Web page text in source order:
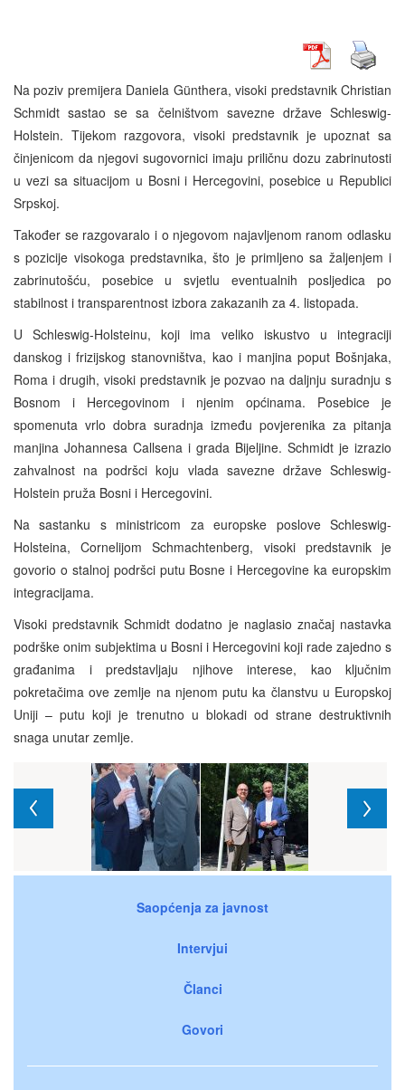
Na poziv premijera Daniela Günthera, visoki predstavnik Christian
Schmidt sastao se sa čelništvom savezne države Schleswig-
Holstein. Tijekom razgovora, visoki predstavnik je upoznat sa
činjenicom da njegovi sugovornici imaju priličnu dozu zabrinutosti
u vezi sa situacijom u Bosni i Hercegovini, posebice u Republici
Srpskoj.
Također se razgovaralo i o njegovom najavljenom ranom odlasku
s pozicije visokoga predstavnika, što je primljeno sa žaljenjem i
zabrinutošću, posebice u svjetlu eventualnih posljedica po
stabilnost i transparentnost izbora zakazanih za 4. listopada.
U Schleswig-Holsteinu, koji ima veliko iskustvo u integraciji
danskog i frizijskog stanovništva, kao i manjina poput Bošnjaka,
Roma i drugih, visoki predstavnik je pozvao na daljnju suradnju s
Bosnom i Hercegovinom i njenim općinama. Posebice je
spomenuta vrlo dobra suradnja između povjerenika za pitanja
manjina Johannesa Callsena i grada Bijeljine. Schmidt je izrazio
zahvalnost na podršci koju vlada savezne države Schleswig-
Holstein pruža Bosni i Hercegovini.
Na sastanku s ministricom za europske poslove Schleswig-
Holsteina, Cornelijom Schmachtenberg, visoki predstavnik je
govorio o stalnoj podršci putu Bosne i Hercegovine ka europskim
integracijama.
Visoki predstavnik Schmidt dodatno je naglasio značaj nastavka
podrške onim subjektima u Bosni i Hercegovini koji rade zajedno s
građanima i predstavljaju njihove interese, kao ključnim
pokretačima ove zemlje na njenom putu ka članstvu u Europskoj
Uniji – putu koji je trenutno u blokadi od strane destruktivnih
snaga unutar zemlje.
Saopćenja za javnost
Intervjui
Članci
Govori